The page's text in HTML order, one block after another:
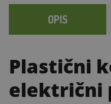
OPIS
Plastični
električni